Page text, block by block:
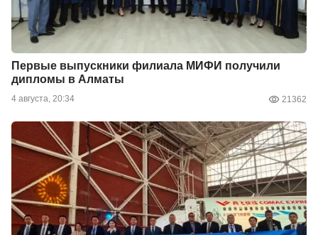
Первые выпускники филиала МИФИ получили
дипломы в Алматы
4 августа, 20:34 21362